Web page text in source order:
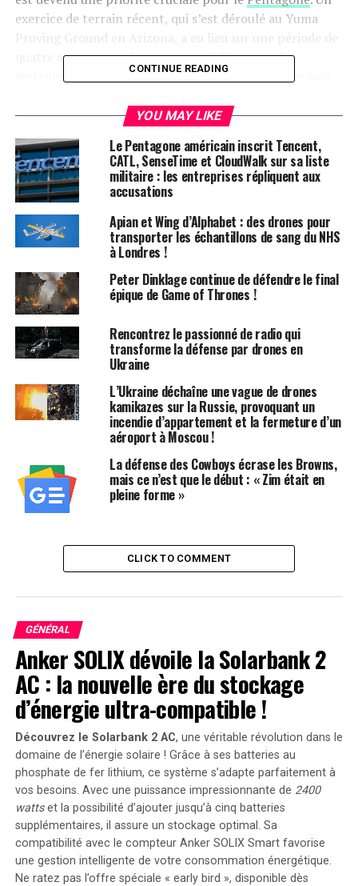
exercice de terrain récent, qui s’est déroulé au Yuma
Proving Ground en Arizona, a eu lieu sur une période de
quatre semaines en juin, mettant à l’épreuve des
systèmes de défense contre des essaims de drones non
Un Test de Résilience
Michael Parent, représentant du Bureau conjoint des
systèmes aériens sans pilote de petite taille (JCO), a
déclaré que cet exercice, baptisé « Demo Five », était le
plus exigeant jamais réalisé en matière de défense
contre les drones. Le JCO, créé en 2020, a organisé des
démonstrations similaires sur ce même site au cours des
trois dernières années.
Scénarios Variés
Les scénarios de l’exercice comprenaient des jets
rapides, des drones à hélices plus lents et des mini-
hélicoptères, selon un rapport de Breaking Defense. Les
poids des drones variaient de 9 kg à plus de 450 kg. Ces
appareils ont attaqué en groupes coordonnés, venant
de différentes directions et altitudes, augmentant ainsi
la difficulté de la tâche.
Systèmes de Défense en Action
Align, Trakka,ICR,ELTA, Teledyne FLIR, SAIC, ATSC et
Anduril – ont été déployés pour la défense. Plutôt que
combinaient radars,
types de dispositifs de neutralisation de drones, tels que
des roquettes guidées, des drones tireurs, des
mitrailleuses et des brouilleurs GPS/radio. La
coordination de tous ces capteurs et effecteurs face à
l’assaut des drones a constitué un véritable défi.
Évaluation des Technologies
Comparé à l’événement de l’année dernière, qui n’avait
impliqué que cinq fournisseurs, le champ élargi de neuf
systèmes a offert aux décideurs du Pentagone une plus
grande variété à évaluer. Les responsables du JCO
restent discrets sur les performances des technologies
CONTINUE READING
YOU MAY LIKE
Le Pentagone américain inscrit Tencent,
CATL, SenseTime et CloudWalk sur sa liste
militaire : les entreprises répliquent aux
accusations
Apian et Wing d’Alphabet : des drones pour
transporter les échantillons de sang du NHS
à Londres !
Peter Dinklage continue de défendre le final
épique de Game of Thrones !
Rencontrez le passionné de radio qui
transforme la défense par drones en
Ukraine
L’Ukraine déchaîne une vague de drones
kamikazes sur la Russie, provoquant un
incendie d’appartement et la fermeture d’un
aéroport à Moscou !
La défense des Cowboys écrase les Browns,
mais ce n’est que le début : « Zim était en
pleine forme »
CLICK TO COMMENT
GÉNÉRAL
Anker SOLIX dévoile la Solarbank 2
AC : la nouvelle ère du stockage
d’énergie ultra-compatible !
Découvrez le Solarbank 2 AC, une véritable révolution dans le
domaine de l’énergie solaire ! Grâce à ses batteries au
phosphate de fer lithium, ce système s’adapte parfaitement à
vos besoins. Avec une puissance impressionnante de 2400
wattset la possibilité d’ajouter jusqu’à cinq batteries
supplémentaires, il assure un stockage optimal. Sa
compatibilité avec le compteur Anker SOLIX Smart favorise
une gestion intelligente de votre consommation énergétique.
Ne ratez pas l’offre spéciale « early bird », disponible dès